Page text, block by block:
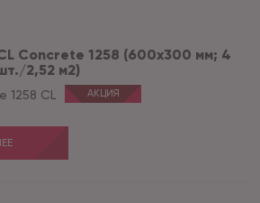
Concrete 1258 (600x300 мм; 4
2,52 м2)
1258 CL АКЦИЯ